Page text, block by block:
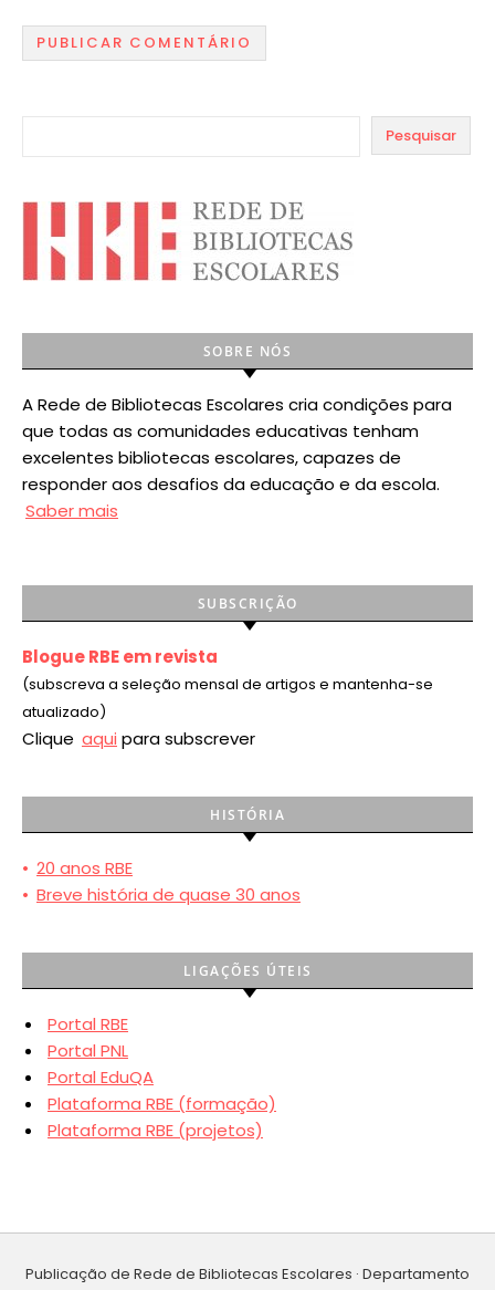
Pesquisar
SOBRE NÓS
A Rede de Bibliotecas Escolares cria condições para
que todas as comunidades educativas tenham
excelentes bibliotecas escolares, capazes de
responder aos desafios da educação e da escola.
Saber mais
SUBSCRIÇÃO
Blogue RBE em revista
(subscreva a seleção mensal de artigos e mantenha-se
atualizado)
Clique aqui para subscrever
HISTÓRIA
• 20 anos RBE
• Breve história de quase 30 anos
LIGAÇÕES ÚTEIS
Portal RBE
Portal PNL
Portal EduQA
Plataforma RBE (formação)
Plataforma RBE (projetos)
Publicação de Rede de Bibliotecas Escolares · Departamento